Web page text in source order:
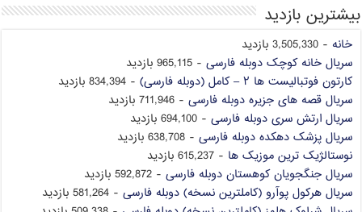
بیشترین بازدید
خانه - 3,505,330 بازدید
سریال خانه کوچک دوبله فارسی - 965,115 بازدید
کارتون فوتبالیست ها ۲ – کامل (دوبله فارسی)
- 834,394 بازدید
سریال قصه های جزیره دوبله فارسی - 711,946 بازدید
سریال ارتش سری دوبله فارسی - 694,100 بازدید
سریال پزشک دهکده دوبله فارسی - 638,708 بازدید
نوستالژیک ترین موزیک ها - 615,237 بازدید
سریال جنگجویان کوهستان دوبله فارسی - 592,872 بازدید
سریال هرکول پوآرو (کاملترین نسخه) دوبله فارسی - 581,264 بازدید